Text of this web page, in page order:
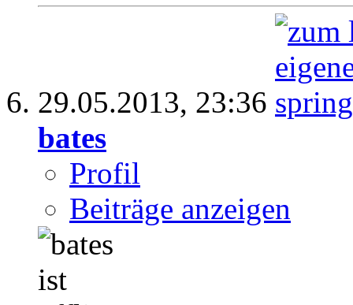
29.05.2013, 23:36
bates
Profil
Beiträge anzeigen